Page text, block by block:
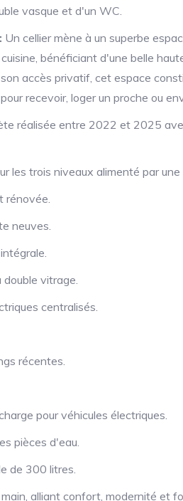
vasque et d'un WC.
Un cellier mène à un superbe
bénéficiant d'une belle
accès privatif, cet espace
recevoir, loger un proche ou
réalisée entre 2022 et 2025
les trois niveaux alimenté par une
rénovée.
neuves.
double vitrage.
centralisés.
récentes.
pour véhicules électriques.
pièces d'eau.
de 300 litres.
alliant confort, modernité et